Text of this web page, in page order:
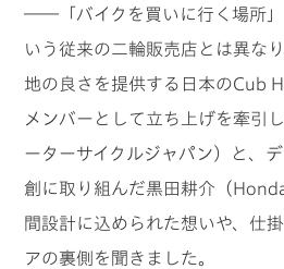
――「バイクを買いに行く場所」
いう従来の二輪販売店とは異な
地の良さを提供する日本のCub
メンバーとして立ち上げを牽引
ーターサイクルジャパン）と、
創に取り組んだ黒田耕介（
間設計に込められた想いや、仕
アの裏側を聞きました。